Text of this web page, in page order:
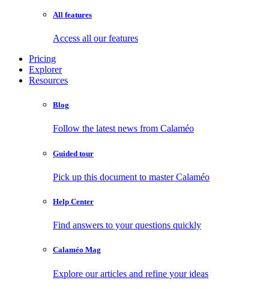
All features
Access all our features
Pricing
Explorer
Resources
Blog
Follow the latest news from Calaméo
Guided tour
Pick up this document to master Calaméo
Help Center
Find answers to your questions quickly
Calaméo Mag
Explore our articles and refine your ideas